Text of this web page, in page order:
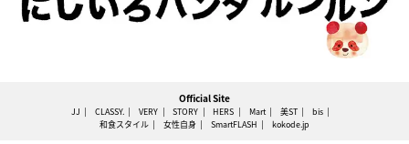
Official Site
JJ CLASSY. VERY STORY HERS Mart 美ST
bis
和食スタイル
女性自身 SmartFLASH kokode.jp